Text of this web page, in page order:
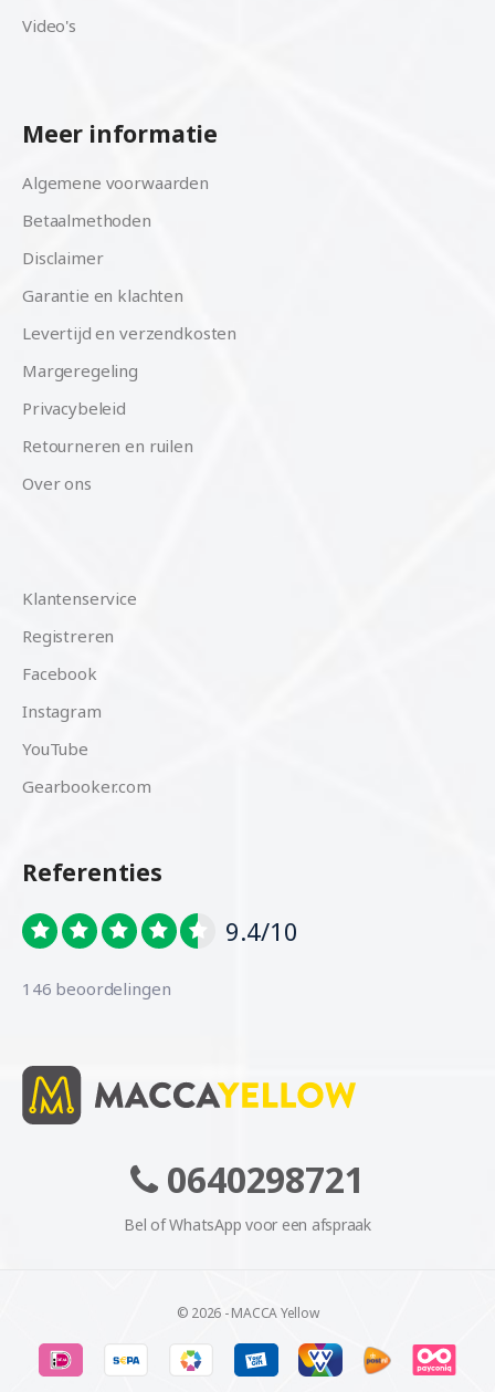
Video's
Meer informatie
Algemene voorwaarden
Betaalmethoden
Disclaimer
Garantie en klachten
Levertijd en verzendkosten
Margeregeling
Privacybeleid
Retourneren en ruilen
Over ons
Klantenservice
Registreren
Facebook
Instagram
YouTube
Gearbooker.com
Referenties
9.4/10
146 beoordelingen
0640298721
Bel of WhatsApp voor een afspraak
© 2026 - MACCA Yellow